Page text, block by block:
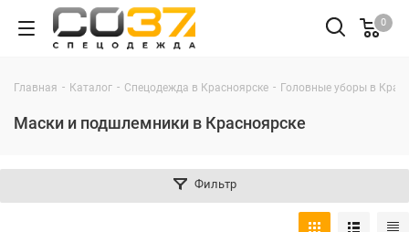
0
Главная - Каталог - Спецодежда в Красноярске - Головные уборы в
Маски и подшлемники в Красноярске
Фильтр